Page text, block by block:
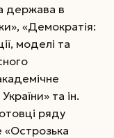
держава в
«Демократія:
моделі та
та ін.
ряду
«Острозька